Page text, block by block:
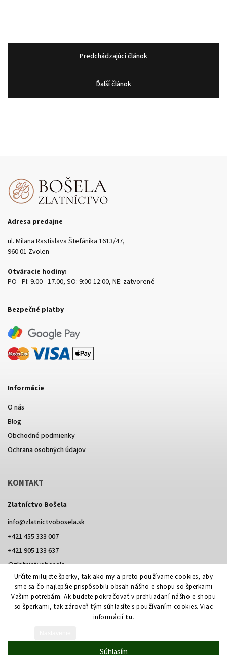
Určite milujete šperky, tak ako my a preto používame cookies, aby
sme sa čo najlepšie prispôsobili obsah nášho e-shopu so šperkami
Vašim potrebám. Ak budete pokračovať v prehliadaní nášho e-shopu
so šperkami, tak zároveň tým súhlasíte s používaním cookies. Viac
informácií tu.
Súhlasím
Predchádzajúci článok
Ďalší článok
Adresa predajne
ul. Milana Rastislava Štefánika 1613/47,
960 01 Zvolen
Otváracie hodiny:
PO - PI: 9.00 - 17.00, SO: 9:00-12:00, NE: zatvorené
Bezpečné platby
Informácie
O nás
Blog
Obchodné podmienky
Ochrana osobných údajov
KONTAKT
Zlatníctvo Bošela
info@zlatnictvobosela.sk
+421 455 333 007
+421 905 133 637
@zlatnictvobosela
FacebookInstagram@zlatnictvobosela
Copyright 2026Zlatníctvo Bošela. Všetky práva vyhradené.
Upraviť nastavenie cookies